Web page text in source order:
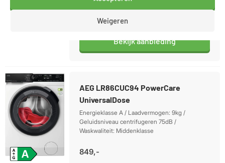
Weigeren
729,-
Bekijk aanbieding
AEG LR86CUC94 PowerCare
UniversalDose
Energieklasse A / Laadvermogen: 9kg /
Geluidsniveau centrifugeren 75dB /
Waskwaliteit: Middenklasse
849,-